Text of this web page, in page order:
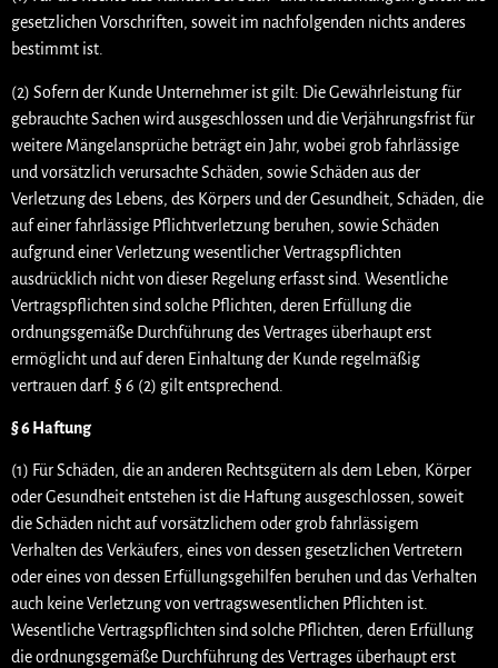
gesetzlichen Vorschriften, soweit im nachfolgenden nichts anderes
bestimmt ist.
(2) Sofern der Kunde Unternehmer ist gilt: Die Gewährleistung für
gebrauchte Sachen wird ausgeschlossen und die Verjährungsfrist für
weitere Mängelansprüche beträgt ein Jahr, wobei grob fahrlässige
und vorsätzlich verursachte Schäden, sowie Schäden aus der
Verletzung des Lebens, des Körpers und der Gesundheit, Schäden, die
auf einer fahrlässige Pflichtverletzung beruhen, sowie Schäden
aufgrund einer Verletzung wesentlicher Vertragspflichten
ausdrücklich nicht von dieser Regelung erfasst sind. Wesentliche
Vertragspflichten sind solche Pflichten, deren Erfüllung die
ordnungsgemäße Durchführung des Vertrages überhaupt erst
ermöglicht und auf deren Einhaltung der Kunde regelmäßig
vertrauen darf. § 6 (2) gilt entsprechend.
§ 6 Haftung
(1) Für Schäden, die an anderen Rechtsgütern als dem Leben, Körper
oder Gesundheit entstehen ist die Haftung ausgeschlossen, soweit
die Schäden nicht auf vorsätzlichem oder grob fahrlässigem
Verhalten des Verkäufers, eines von dessen gesetzlichen Vertretern
oder eines von dessen Erfüllungsgehilfen beruhen und das Verhalten
auch keine Verletzung von vertragswesentlichen Pflichten ist.
Wesentliche Vertragspflichten sind solche Pflichten, deren Erfüllung
die ordnungsgemäße Durchführung des Vertrages überhaupt erst